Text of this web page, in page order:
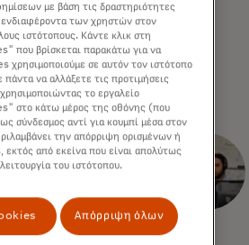
Future:
rock
με βάση τις δραστηριότητες
ενδιαφέροντα των χρηστών στον
ιστότοπους. Κάντε κλικ στη
που βρίσκεται παρακάτω για να
χρησιμοποιούμε σε αυτόν τον ιστότοπο
πάντα να αλλάξετε τις προτιμήσεις
το εργαλείο
στο κάτω μέρος της οθόνης (που
σύνδεσμος αντί για κουμπί μέσα στον
την απόρριψη ορισμένων ή
από εκείνα που είναι απολύτως
του ιστότοπου.
Απόρριψη όλων